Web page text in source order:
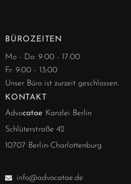
BÜROZEITEN
Mo - Do: 9:00 - 17:00
Fr: 9:00 - 13:00
Unser Büro ist zurzeit geschlossen.
KONTAKT
Advocatae Kanzlei Berlin
Schlüterstraße 42
10707 Berlin-Charlottenburg
info@advocatae.de